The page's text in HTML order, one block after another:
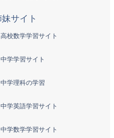
高校数学学習サイト
中学学習サイト
中学理科の学習
中学英語学習サイト
中学数学学習サイト